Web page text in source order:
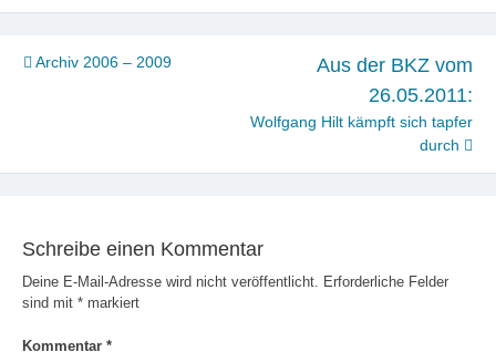
Beitragsnavigation
Archiv 2006 – 2009
Aus der BKZ vom
26.05.2011:
Wolfgang Hilt kämpft sich tapfer
durch
Schreibe einen Kommentar
Deine E-Mail-Adresse wird nicht veröffentlicht. Erforderliche Felder
sind mit *markiert
Kommentar *